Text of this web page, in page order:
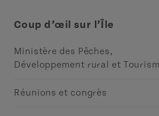
Coup d’œil sur l’Île
Ministère des Pêches,
Développement rural et
Réunions et congrès